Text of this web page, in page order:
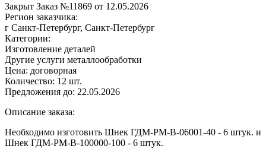
Закрыт Заказ №11869 от 12.05.2026
Регион заказчика:
г Санкт-Петербург, Санкт-Петербург
Категории:
Изготовление деталей
Другие услуги металлообработки
Цена: договорная
Количество: 12 шт.
Предложения до: 22.05.2026
Описание заказа:
Необходимо изготовить Шнек ГДМ-РМ-В-06001-40 - 6 штук. и
Шнек ГДМ-РМ-В-100000-100 - 6 штук.